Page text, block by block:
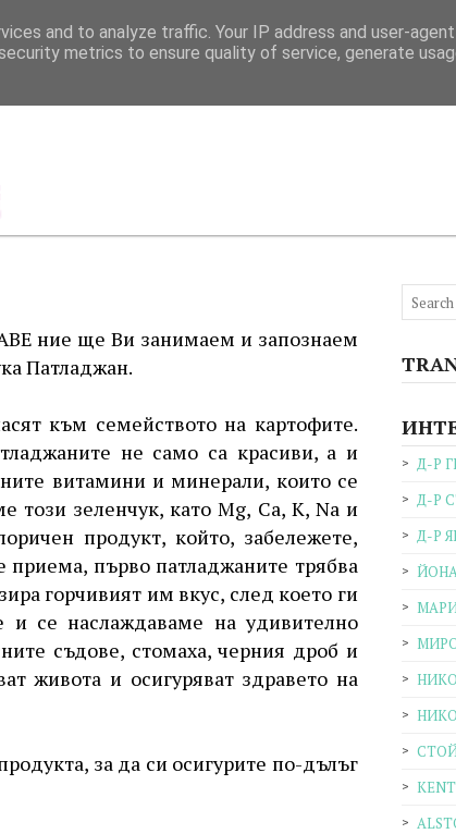
ние ще Ви занимаем и запознаем
Патладжан.
към семейството на картофите.
не само са красиви, а и
витамини и минерали, които се
този зеленчук, като Mg, Ca, K, Na и
продукт, който, забележете,
първо патладжаните трябва
горчивият им вкус, след което ги
и се наслаждаваме на удивително
съдове, стомаха, черния дроб и
живота и осигуряват здравето на
за да си осигурите по-дълъг
Д-Р
Д-Р
Д-Р
and to analyze traffic. Your IP address and user-agent
metrics to ensure quality of service, generate